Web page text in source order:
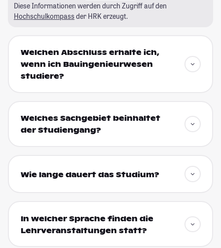
Diese Informationen werden durch Zugriff auf den
Hochschulkompass der HRK erzeugt.
Welchen Abschluss erhalte ich,
wenn ich Bauingenieurwesen
studiere?
Welches Sachgebiet beinhaltet
der Studiengang?
Wie lange dauert das Studium?
In welcher Sprache finden die
Lehrveranstaltungen statt?